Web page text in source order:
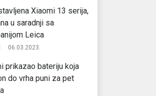
Xiaomi 13 serija,
u saradnji sa
Leica
06.03.2023.
prikazao bateriju koja
do vrha puni za pet